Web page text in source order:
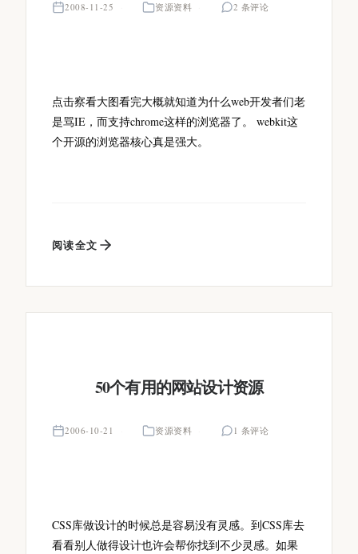
2008-11-25 资源资料 2 条评论
点击察看大图看完大概就知道为什么web开发者们老
是骂IE，而支持chrome这样的浏览器了。 webkit这
个开源的浏览器核心真是强大。
阅读全文
50个有用的网站设计资源
2006-10-21 资源资料 1 条评论
CSS库做设计的时候总是容易没有灵感。到CSS库去
看看别人做得设计也许会帮你找到不少灵感。如果